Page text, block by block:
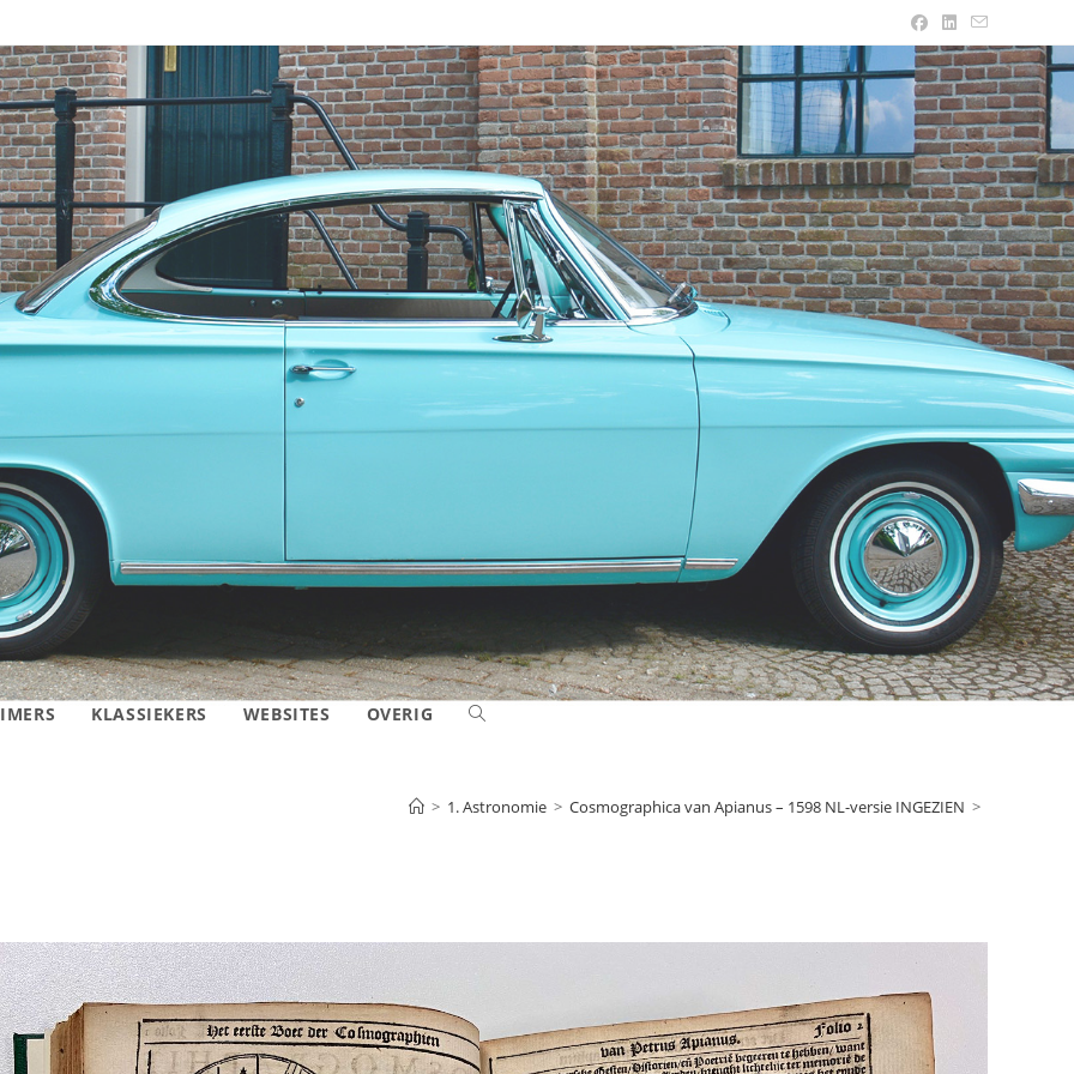
KLASSIEKERS WEBSITES OVERIG TOGGLE
> 1. Astronomie > Cosmographica van Apianus – 1598 NL-versie INGEZIEN >